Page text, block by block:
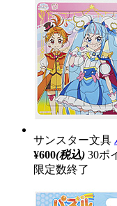
サンスター文具
¥600(税込) 30ポ
限定数終了